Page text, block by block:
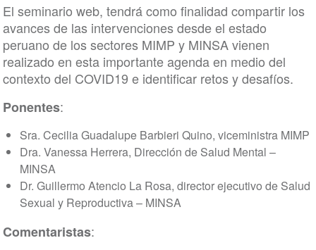
El seminario web, tendrá como finalidad compartir los
avances de las intervenciones desde el estado
peruano de los sectores MIMP y MINSA vienen
realizado en esta importante agenda en medio del
contexto del COVID19 e identificar retos y desafíos.
Ponentes:
Sra. Cecilia Guadalupe Barbieri Quino, viceministra MIMP
Dra. Vanessa Herrera, Dirección de Salud Mental –
MINSA
Dr. Guillermo Atencio La Rosa, director ejecutivo de Salud
Sexual y Reproductiva – MINSA
Comentaristas: